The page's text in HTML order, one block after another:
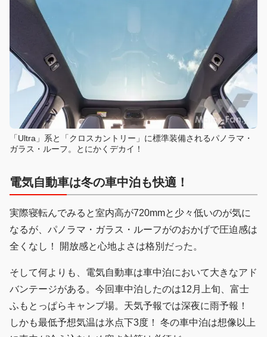
「Ultra」系と「クロスカントリー」に標準装備されるパノラマ・
ガラス・ルーフ。とにかくデカイ！
電気自動車は冬の車中泊も快適！
実際寝転んでみると室内高が720mmと少々低いのが気に
なるが、パノラマ・ガラス・ルーフがのおかげで圧迫感は
全くなし！ 開放感と心地よさは格別だった。
そして何よりも、電気自動車は車中泊において大きなアド
バンテージがある。今回車中泊したのは12月上旬、富士
ふもとっぱらキャンプ場。天気予報では深夜に雨予報！
しかも最低予想気温は氷点下3度！ 冬の車中泊は想像以上